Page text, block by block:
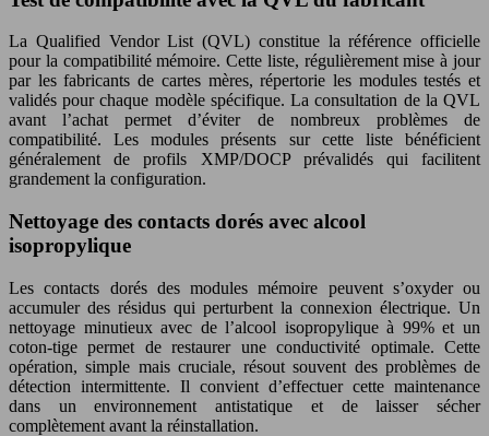
La Qualified Vendor List (QVL) constitue la référence officielle
pour la compatibilité mémoire. Cette liste, régulièrement mise à jour
par les fabricants de cartes mères, répertorie les modules testés et
validés pour chaque modèle spécifique. La consultation de la QVL
avant l’achat permet d’éviter de nombreux problèmes de
compatibilité. Les modules présents sur cette liste bénéficient
généralement de profils XMP/DOCP prévalidés qui facilitent
grandement la configuration.
Nettoyage des contacts dorés avec alcool
isopropylique
Les contacts dorés des modules mémoire peuvent s’oxyder ou
accumuler des résidus qui perturbent la connexion électrique. Un
nettoyage minutieux avec de l’alcool isopropylique à 99% et un
coton-tige permet de restaurer une conductivité optimale. Cette
opération, simple mais cruciale, résout souvent des problèmes de
détection intermittente. Il convient d’effectuer cette maintenance
dans un environnement antistatique et de laisser sécher
complètement avant la réinstallation.